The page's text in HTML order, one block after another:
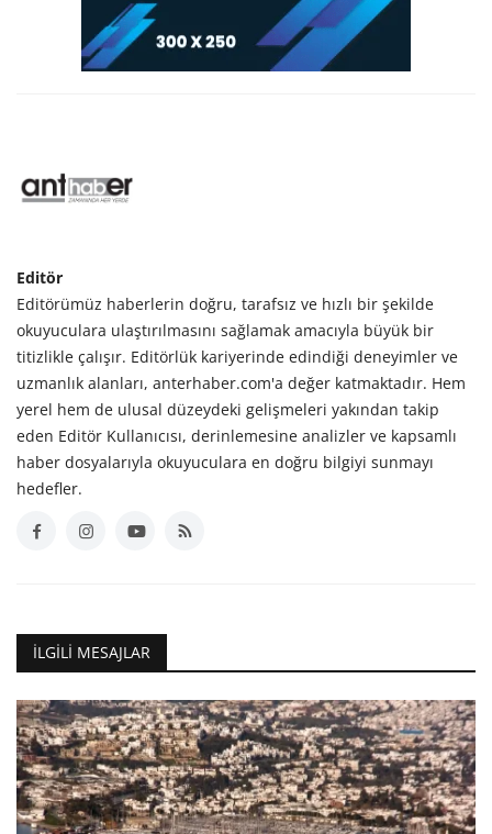
Editör
Editörümüz haberlerin doğru, tarafsız ve hızlı bir şekilde
okuyuculara ulaştırılmasını sağlamak amacıyla büyük bir
titizlikle çalışır. Editörlük kariyerinde edindiği deneyimler ve
uzmanlık alanları, anterhaber.com'a değer katmaktadır. Hem
yerel hem de ulusal düzeydeki gelişmeleri yakından takip
eden Editör Kullanıcısı, derinlemesine analizler ve kapsamlı
haber dosyalarıyla okuyuculara en doğru bilgiyi sunmayı
hedefler.
İLGILI MESAJLAR